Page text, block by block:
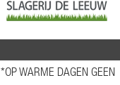
*OP WARME DAGEN GEEN